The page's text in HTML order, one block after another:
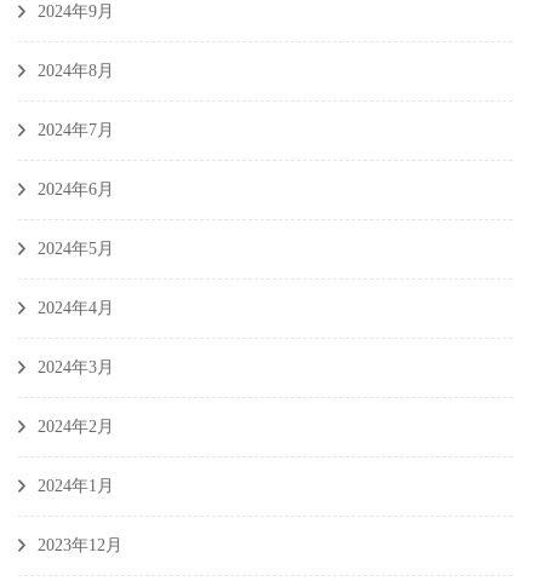
2024年9月
2024年8月
2024年7月
2024年6月
2024年5月
2024年4月
2024年3月
2024年2月
2024年1月
2023年12月